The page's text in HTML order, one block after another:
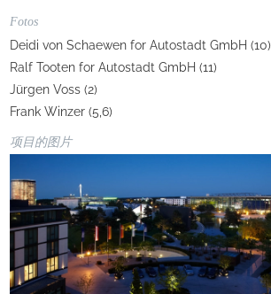
Fotos
Deidi von Schaewen for Autostadt GmbH (10)
Ralf Tooten for Autostadt GmbH (11)
Jürgen Voss (2)
Frank Winzer (5,6)
项目的图片